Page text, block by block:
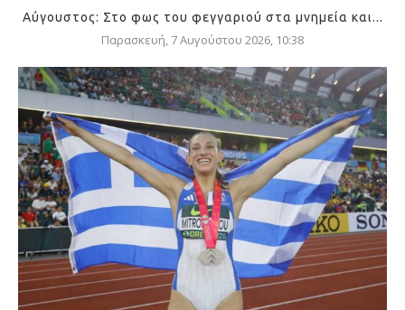
Αύγουστος: Στο φως του φεγγαριού στα μνημεία και...
Παρασκευή, 7 Αυγούστου 2026, 10:38